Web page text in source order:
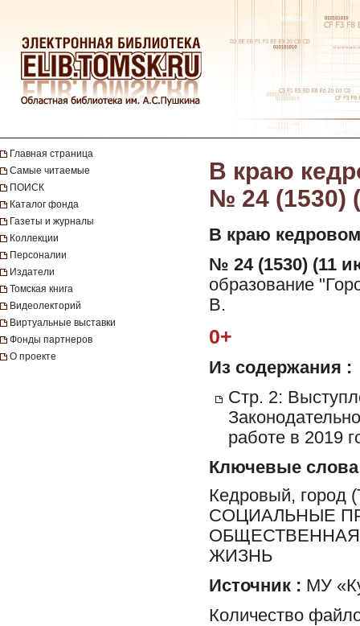
Главная страница
Самые читаемые
ПОИСК
Каталог фонда
Газеты и журналы
Коллекции
Персоналии
Издатели
Томская книга
Видеолекторий
Виртуальные выставки
Фонды партнеров
О проекте
В краю
№ 24 (1530)
В краю
№ 24 (1530) (11
образование
В.
0+
Из содержания :
Стр. 2:
работе в 2019
Ключевые слова
Кедровый,
СОЦИАЛЬНЫЕ
ЖИЗНЬ
Источник : МУ
Количество